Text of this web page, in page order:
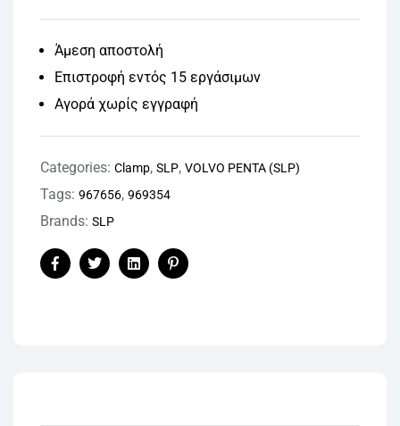
Άμεση αποστολή
Επιστροφή εντός 15 εργάσιμων
Αγορά χωρίς εγγραφή
Categories: Clamp, SLP, VOLVO PENTA (SLP)
Tags: 967656, 969354
Brands: SLP
FacebookTwitterLinkedinPinterest